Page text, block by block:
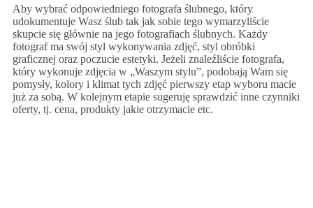
Aby wybrać odpowiedniego fotografa ślubnego, który
udokumentuje Wasz ślub tak jak sobie tego wymarzyliście
skupcie się głównie na jego fotografiach ślubnych. Każdy
fotograf ma swój styl wykonywania zdjęć, styl obróbki
graficznej oraz poczucie estetyki. Jeżeli znaleźliście fotografa,
który wykonuje zdjęcia w „Waszym stylu”, podobają Wam się
pomysły, kolory i klimat tych zdjęć pierwszy etap wyboru macie
już za sobą. W kolejnym etapie sugeruję sprawdzić inne czynniki
oferty, tj. cena, produkty jakie otrzymacie etc.